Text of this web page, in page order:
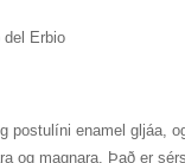
del Erbio
enamel gljáa,
og magnara. Það er